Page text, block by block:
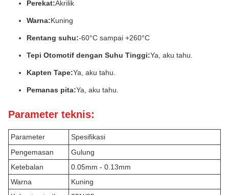
Perekat:Akrilik
Warna:Kuning
Rentang suhu:-60°C sampai +260°C
Tepi Otomotif dengan Suhu Tinggi:Ya, aku tahu.
Kapten Tape:Ya, aku tahu.
Pemanas pita:Ya, aku tahu.
Parameter teknis:
Parameter
Spesifikasi
Pengemasan
Gulung
Ketebalan
0.05mm - 0.13mm
Warna
Kuning